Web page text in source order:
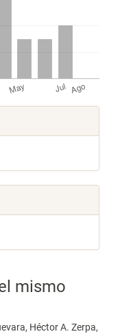
mismo
Héctor A. Zerpa,